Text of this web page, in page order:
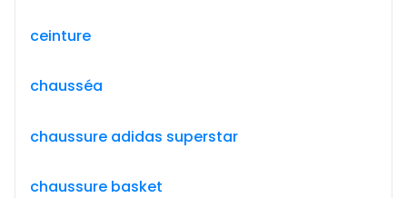
ceinture
chausséa
chaussure adidas superstar
chaussure basket